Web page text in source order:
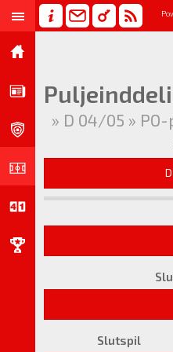
» D 04/05 »
Slutspil